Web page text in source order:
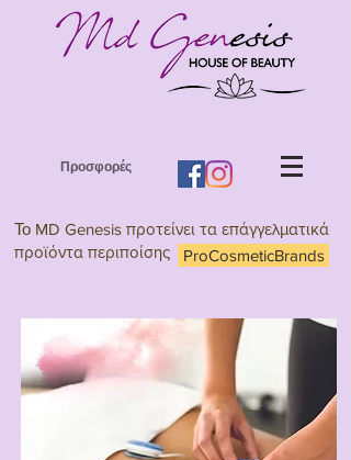
Προσφορές
Το MD Genesis προτείνει τα επάγγελματικά
προϊόντα περιποίσης
ProCosmeticBrands